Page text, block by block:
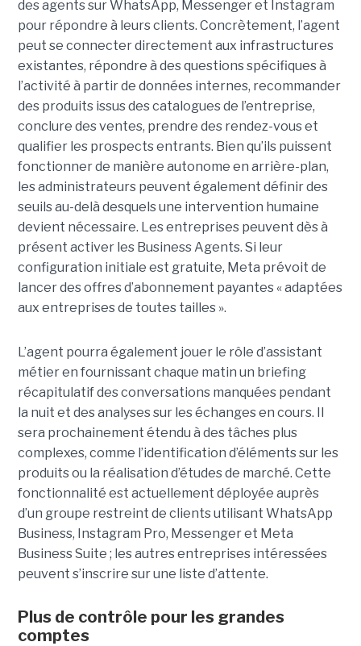
des agents sur WhatsApp, Messenger et Instagram
pour répondre à leurs clients. Concrètement, l’agent
peut se connecter directement aux infrastructures
existantes, répondre à des questions spécifiques à
l’activité à partir de données internes, recommander
des produits issus des catalogues de l’entreprise,
conclure des ventes, prendre des rendez-vous et
qualifier les prospects entrants. Bien qu’ils puissent
fonctionner de manière autonome en arrière-plan,
les administrateurs peuvent également définir des
seuils au-delà desquels une intervention humaine
devient nécessaire. Les entreprises peuvent dès à
présent activer les Business Agents. Si leur
configuration initiale est gratuite, Meta prévoit de
lancer des offres d’abonnement payantes « adaptées
aux entreprises de toutes tailles ».
L’agent pourra également jouer le rôle d’assistant
métier en fournissant chaque matin un briefing
récapitulatif des conversations manquées pendant
la nuit et des analyses sur les échanges en cours. Il
sera prochainement étendu à des tâches plus
complexes, comme l’identification d’éléments sur les
produits ou la réalisation d’études de marché. Cette
fonctionnalité est actuellement déployée auprès
d’un groupe restreint de clients utilisant WhatsApp
Business, Instagram Pro, Messenger et Meta
Business Suite ; les autres entreprises intéressées
peuvent s’inscrire sur une liste d’attente.
Plus de contrôle pour les grandes
comptes